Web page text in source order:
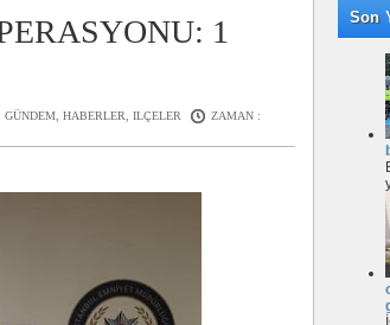
1
GÜNDEM, HABERLER, ILÇELER
ZAMAN :
Son